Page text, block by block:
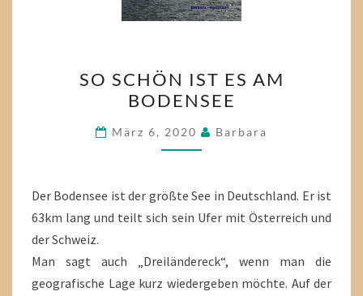
SCHÖN
IST
ES
AM
SO SCHÖN IST ES AM
BODENSEE
März 6, 2020 Barbara
Der Bodensee ist der größte See in Deutschland. Er ist
63km lang und teilt sich sein Ufer mit Österreich und
der Schweiz.
Man sagt auch „Dreiländereck“, wenn man die
geografische Lage kurz wiedergeben möchte. Auf der